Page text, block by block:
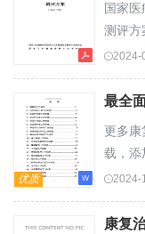
务当中
供者的
的最大
国家
测评方
生健康
述
2024-
优质
最全
更多康
载，添
2024-